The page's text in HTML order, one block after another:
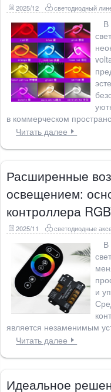
2025/12 светодиодный
В
в коммерческом
Читать далее
Расширенные
освещением:
контроллера
2025/11 светодиодные
В
и
является незаменимым
Читать далее
Идеальное